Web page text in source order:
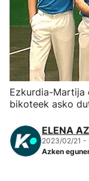
Herri-kirolak
Eskubaloia
Kirolak 360
Mendi-
Ezkurdia-Martija
bikoteek asko
ELENA
2023/02/21 -
Azken